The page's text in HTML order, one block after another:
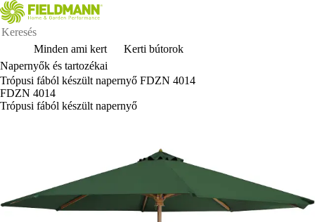
Minden ami kert
Kerti bútorok
Napernyők és tartozékai
Trópusi fából készült napernyő FDZN 4014
FDZN 4014
Trópusi fából készült napernyő